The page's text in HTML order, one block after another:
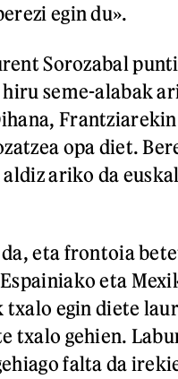
egin du».
Sorozabal
seme-alabak
opa diet.
ariko da
eta frontoia
eta
egin diete
txalo gehien.
falta da